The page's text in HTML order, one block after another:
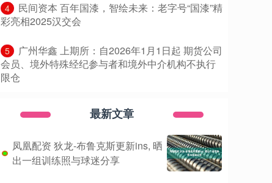
4
​民间资本 百年国漆，智绘未来：老字号“国漆”精
彩亮相2025汉交会
5
​广州华鑫 上期所：自2026年1月1日起 期货公司
会员、境外特殊经纪参与者和境外中介机构不执行
限仓
最新文章
凤凰配资 狄龙-布鲁克斯更新ins, 晒
出一组训练照与球迷分享